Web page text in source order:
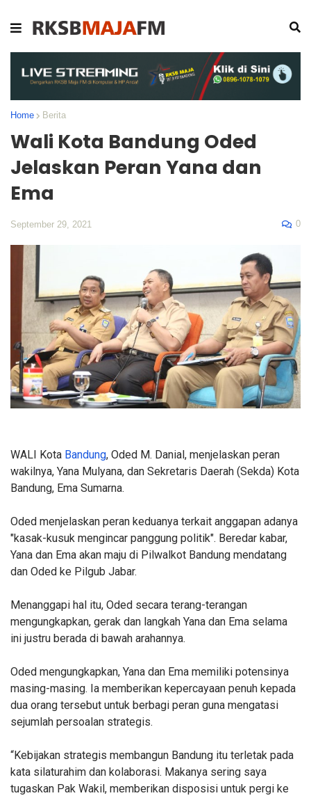
Home Berita
Wali Kota Bandung Oded
Jelaskan Peran Yana dan
Ema
September 29, 2021 0
WALI Kota Bandung, Oded M. Danial, menjelaskan peran
wakilnya, Yana Mulyana, dan Sekretaris Daerah (Sekda) Kota
Bandung, Ema Sumarna.
Oded menjelaskan peran keduanya terkait anggapan adanya
"kasak-kusuk mengincar panggung politik". Beredar kabar,
Yana dan Ema akan maju di Pilwalkot Bandung mendatang
dan Oded ke Pilgub Jabar.
Menanggapi hal itu, Oded secara terang-terangan
mengungkapkan, gerak dan langkah Yana dan Ema selama
ini justru berada di bawah arahannya.
Oded mengungkapkan, Yana dan Ema memiliki potensinya
masing-masing. Ia memberikan kepercayaan penuh kepada
dua orang tersebut untuk berbagi peran guna mengatasi
sejumlah persoalan strategis.
“Kebijakan strategis membangun Bandung itu terletak pada
kata silaturahim dan kolaborasi. Makanya sering saya
tugaskan Pak Wakil, memberikan disposisi untuk pergi ke